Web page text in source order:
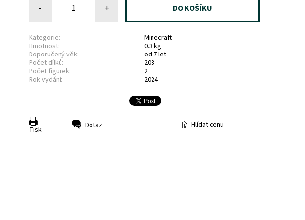
- +
Kategorie:
Minecraft
Hmotnost:
0.3 kg
Doporučený věk:
od 7 let
Počet dílků:
203
Počet figurek:
2
Rok vydání:
2024
Tisk Dotaz Hlídat cenu